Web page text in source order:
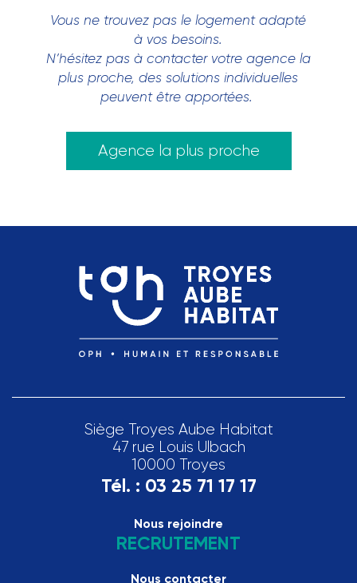
Vous ne trouvez pas le logement adapté
à vos besoins.
N’hésitez pas à contacter votre agence la
plus proche, des solutions individuelles
peuvent être apportées.
Agence la plus proche
Siège Troyes Aube Habitat
47 rue Louis Ulbach
10000 Troyes
Tél. : 03 25 71 17 17
Nous rejoindre
RECRUTEMENT
Nous contacter